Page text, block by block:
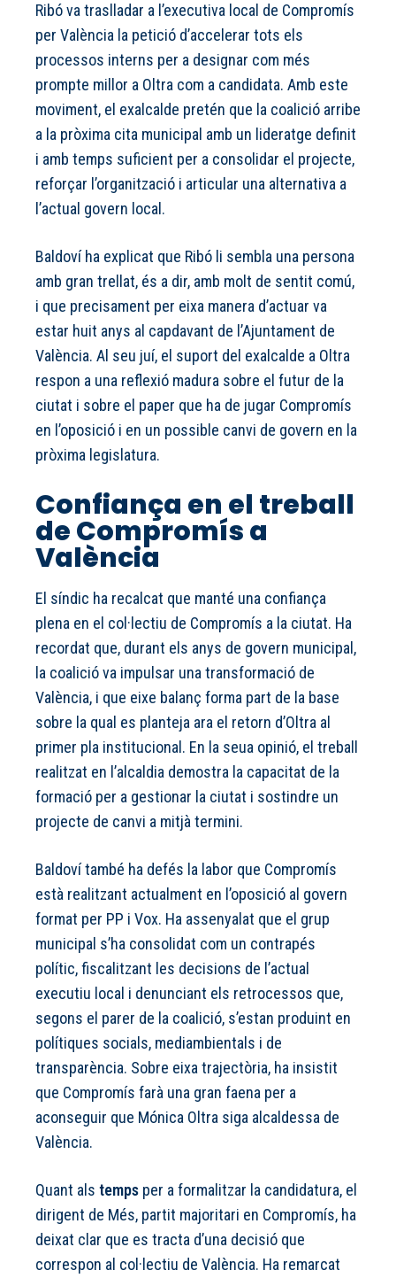
Ribó va traslladar a l’executiva local de Compromís
per València la petició d’accelerar tots els
processos interns per a designar com més
prompte millor a Oltra com a candidata. Amb este
moviment, el exalcalde pretén que la coalició arribe
a la pròxima cita municipal amb un lideratge definit
i amb temps suficient per a consolidar el projecte,
reforçar l’organització i articular una alternativa a
l’actual govern local.
Baldoví ha explicat que Ribó li sembla una persona
amb gran trellat, és a dir, amb molt de sentit comú,
i que precisament per eixa manera d’actuar va
estar huit anys al capdavant de l’Ajuntament de
València. Al seu juí, el suport del exalcalde a Oltra
respon a una reflexió madura sobre el futur de la
ciutat i sobre el paper que ha de jugar Compromís
en l’oposició i en un possible canvi de govern en la
pròxima legislatura.
Confiança en el treball
de Compromís a
València
El síndic ha recalcat que manté una confiança
plena en el col·lectiu de Compromís a la ciutat. Ha
recordat que, durant els anys de govern municipal,
la coalició va impulsar una transformació de
València, i que eixe balanç forma part de la base
sobre la qual es planteja ara el retorn d’Oltra al
primer pla institucional. En la seua opinió, el treball
realitzat en l’alcaldia demostra la capacitat de la
formació per a gestionar la ciutat i sostindre un
projecte de canvi a mitjà termini.
Baldoví també ha defés la labor que Compromís
està realitzant actualment en l’oposició al govern
format per PP i Vox. Ha assenyalat que el grup
municipal s’ha consolidat com un contrapés
polític, fiscalitzant les decisions de l’actual
executiu local i denunciant els retrocessos que,
segons el parer de la coalició, s’estan produint en
polítiques socials, mediambientals i de
transparència. Sobre eixa trajectòria, ha insistit
que Compromís farà una gran faena per a
aconseguir que Mónica Oltra siga alcaldessa de
València.
Quant als temps per a formalitzar la candidatura, el
dirigent de Més, partit majoritari en Compromís, ha
deixat clar que es tracta d’una decisió que
correspon al col·lectiu de València. Ha remarcat